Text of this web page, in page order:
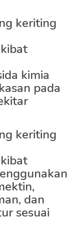
keriting
kimia
pada
keriting
dan
sesuai